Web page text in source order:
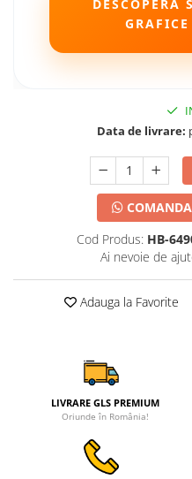
DESCOPERĂ
Data de livrare:
Cod Produs: HB-
Ai nevoie de
Adauga la Favorite
LIVRARE GLS PREMIUM
Oriunde în România!